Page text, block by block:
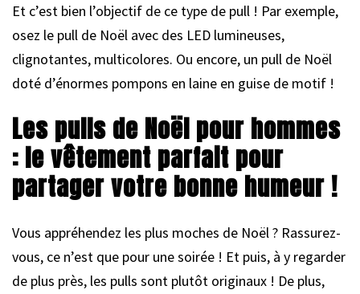
Et c’est bien l’objectif de ce type de pull ! Par exemple,
osez le pull de Noël avec des LED lumineuses,
clignotantes, multicolores. Ou encore, un pull de Noël
doté d’énormes pompons en laine en guise de motif !
Les pulls de Noël pour hommes
: le vêtement parfait pour
partager votre bonne humeur !
Vous appréhendez les plus moches de Noël ? Rassurez-
vous, ce n’est que pour une soirée ! Et puis, à y regarder
de plus près, les pulls sont plutôt originaux ! De plus,